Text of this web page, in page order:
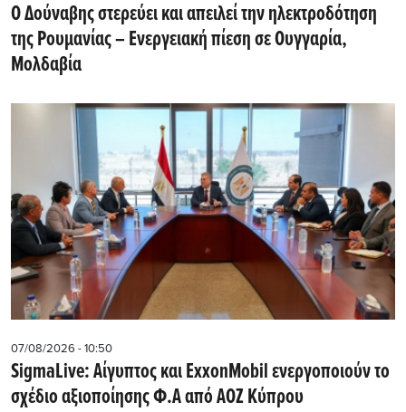
Ο Δούναβης στερεύει και απειλεί την ηλεκτροδότηση
της Ρουμανίας – Ενεργειακή πίεση σε Ουγγαρία,
Μολδαβία
07/08/2026 - 10:50
SigmaLive: Αίγυπτος και ExxonMobil ενεργοποιούν το
σχέδιο αξιοποίησης Φ.Α από ΑΟΖ Κύπρου